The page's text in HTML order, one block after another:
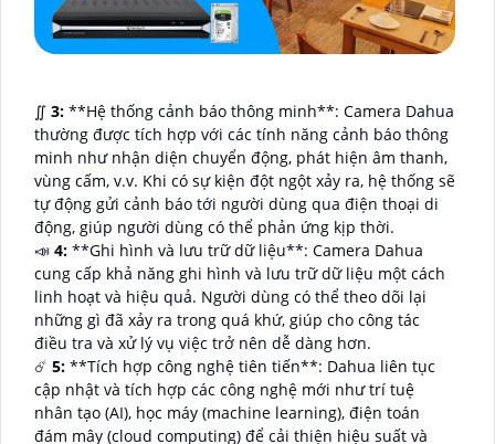
∬ 3: **Hệ thống cảnh báo thông minh**: Camera Dahua
thường được tích hợp với các tính năng cảnh báo thông
minh như nhận diện chuyển động, phát hiện âm thanh,
vùng cấm, v.v. Khi có sự kiện đột ngột xảy ra, hệ thống sẽ
tự động gửi cảnh báo tới người dùng qua điện thoại di
động, giúp người dùng có thể phản ứng kịp thời.
📣 4: **Ghi hình và lưu trữ dữ liệu**: Camera Dahua
cung cấp khả năng ghi hình và lưu trữ dữ liệu một cách
linh hoạt và hiệu quả. Người dùng có thể theo dõi lại
những gì đã xảy ra trong quá khứ, giúp cho công tác
điều tra và xử lý vụ việc trở nên dễ dàng hơn.
☄️ 5: **Tích hợp công nghệ tiên tiến**: Dahua liên tục
cập nhật và tích hợp các công nghệ mới như trí tuệ
nhân tạo (AI), học máy (machine learning), điện toán
đám mây (cloud computing) để cải thiện hiệu suất và